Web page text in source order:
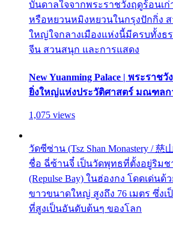
บันดาลใจจากพระราชวังฤดูร้อนเก่า
หรือหยวนหมิงหยวนในกรุงปักกิ่ง
ใหญ่ใจกลางเมืองแห่งนี้มีครบทั้งธ
จีน สวนสนุก และการแสดง
New Yuanming Palace | พระราช
ยิ่งใหญ่แห่งประวัติศาสตร์ มณฑลก
1,075 views
วัดซีซ่าน (Tsz Shan Monastery /
ชื่อ ฉี่ซ้านจี๋ เป็นวัดพุทธที่ตั้งอยู่ริมช
(Repulse Bay) ในฮ่องกง โดดเด่น
ขาวขนาดใหญ่ สูงถึง 76 เมตร ซึ่ง
ที่สูงเป็นอันดับต้นๆ ของโลก